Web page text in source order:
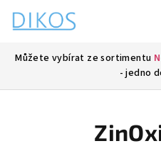
obsah
Můžete vybírat ze sortimentu
- jedno